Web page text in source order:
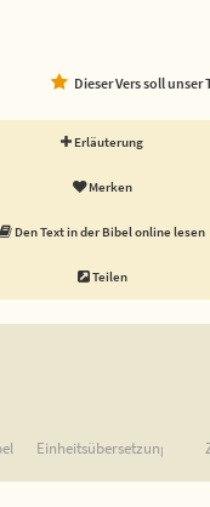
Dieser Vers soll
Erläuterung
Merken
Den Text in der Bibel online lesen
Teilen
Einheitsübersetzung